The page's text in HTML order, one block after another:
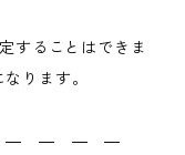
することはできま
ります。
― ― ― ―